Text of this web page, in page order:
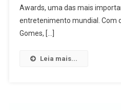
Rose
D’Or
Awards, uma das mais
entretenimento mundial. Com
Gomes, […]
Leia mais...